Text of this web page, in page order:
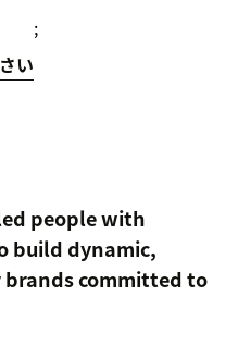
い
;
people with
build dynamic,
committed to